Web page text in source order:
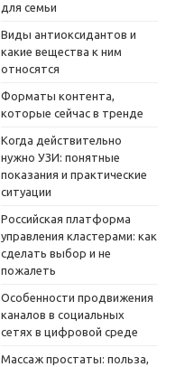
для семьи
Виды антиоксидантов и
какие вещества к ним
относятся
Форматы контента,
которые сейчас в тренде
Когда действительно
нужно УЗИ: понятные
показания и практические
ситуации
Российская платформа
управления кластерами: как
сделать выбор и не
пожалеть
Особенности продвижения
каналов в социальных
сетях в цифровой среде
Массаж простаты: польза,